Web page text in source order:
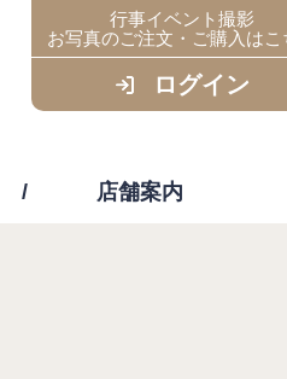
行事イベント撮影
お写真のご注文・ご購入はこ
ログイン
店舗案内